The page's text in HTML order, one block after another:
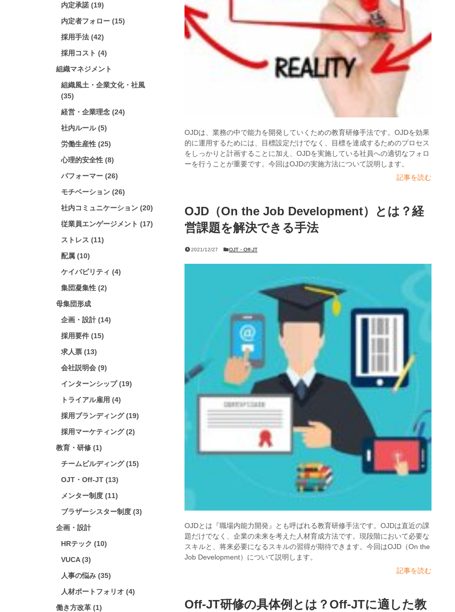
内定承諾 (19)
内定者フォロー (15)
採用手法 (42)
採用コスト (4)
組織マネジメント
組織風土・企業文化・社風
(35)
経営・企業理念 (24)
社内ルール (5)
労働生産性 (25)
心理的安全性 (8)
パフォーマー (26)
モチベーション (26)
社内コミュニケーション (20)
従業員エンゲージメント (17)
ストレス (11)
配属 (10)
ケイパビリティ (4)
集団凝集性 (2)
母集団形成
企画・設計 (14)
採用要件 (15)
求人票 (13)
会社説明会 (9)
インターンシップ (19)
トライアル雇用 (4)
採用ブランディング (19)
採用マーケティング (2)
教育・研修 (1)
チームビルディング (15)
OJT・Off-JT (13)
メンター制度 (11)
ブラザーシスター制度 (3)
企画・設計
HRテック (10)
VUCA (3)
人事の悩み (35)
人材ポートフォリオ (4)
働き方改革 (1)
OJDは、業務の中で能力を開発していくための教育研修手法です。OJDを効果
的に運用するためには、目標設定だけでなく、目標を達成するためのプロセス
をしっかりと計画することに加え、OJDを実施している社員への適切なフォロ
ーを行うことが重要です。今回はOJDの実施方法について説明します。
記事を読む
OJD（On the Job Development）とは？経
営課題を解決できる手法
2021/12/27 OJT・Off-JT
OJDとは『職場内能力開発』とも呼ばれる教育研修手法です。OJDは直近の課
題だけでなく、企業の未来を考えた人材育成方法です。現段階において必要な
スキルと、将来必要になるスキルの習得が期待できます。今回はOJD（On the
Job Development）について説明します。
記事を読む
Off-JT研修の具体例とは？Off-JTに適した教